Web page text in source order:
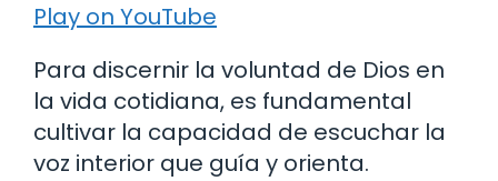
Play on YouTube
Para discernir la voluntad de Dios en
la vida cotidiana, es fundamental
cultivar la capacidad de escuchar la
voz interior que guía y orienta.